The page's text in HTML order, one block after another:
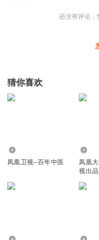
还没有评论，
猜你喜欢
凤凰卫视--百年中医
凤凰
视出